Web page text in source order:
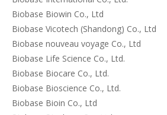
Biobase Biowin Co., Ltd
Biobase Vicotech (Shandong) Co., Ltd
Biobase nouveau voyage Co., Ltd
Biobase Life Science Co., Ltd.
Biobase Biocare Co., Ltd.
Biobase Bioscience Co., Ltd.
Biobase Bioin Co., Ltd